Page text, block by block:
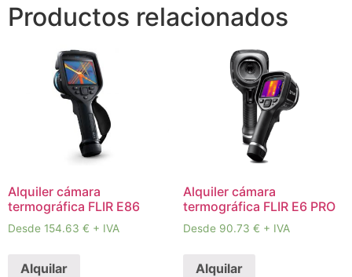
Productos relacionados
Alquiler cámara
termográfica FLIR E86
Desde 154.63 € + IVA
Alquilar
Alquiler cámara
termográfica FLIR E6 PRO
Desde 90.73 € + IVA
Alquilar